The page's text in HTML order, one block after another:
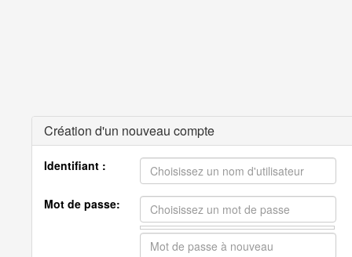
Création d'un nouveau compte
Identifiant :
Mot de passe: